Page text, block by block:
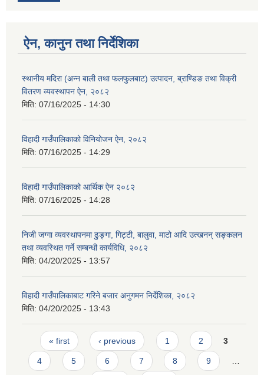
ऐन, कानुन तथा निर्देशिका
स्थानीय मदिरा (अन्न बाली तथा फलफुलबाट) उत्पादन, ब्राण्डिङ तथा विक्री
वितरण व्यवस्थापन ऐन, २०८२
मिति: 07/16/2025 - 14:30
विहादी गाउँपालिकाको विनियोजन ऐन, २०८२
मिति: 07/16/2025 - 14:29
विहादी गाउँपालिकाको आर्थिक ऐन २०८२
मिति: 07/16/2025 - 14:28
निजी जग्गा व्यवस्थापनमा ढुङ्गा, गिट्टी, बालुवा, माटो आदि उत्खनन् सङ्कलन
तथा व्यवस्थित गर्ने सम्बन्धी कार्यविधि, २०८२
मिति: 04/20/2025 - 13:57
विहादी गाउँपालिकाबाट गरिने बजार अनुगमन निर्देशिका, २०८२
मिति: 04/20/2025 - 13:43
Pages
« first ‹ previous 1 2 3
4 5 6 7 8 9